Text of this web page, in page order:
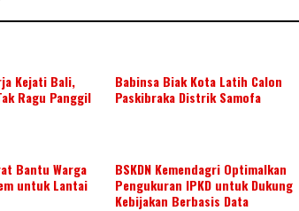
Kejati Bali,
Ragu Panggil
Babinsa Biak Kota Latih Calon
Paskibraka Distrik Samofa
Bantu Warga
untuk Lantai
BSKDN Kemendagri Optimalkan
Pengukuran IPKD untuk Dukung
Kebijakan Berbasis Data